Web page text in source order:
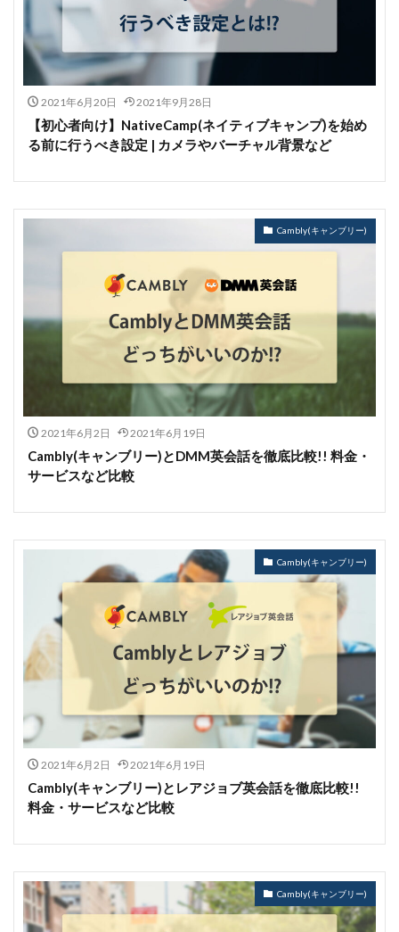
2021年6月20日 2021年9月28日
【初心者向け】NativeCamp(ネイティブキャンプ)を始め
る前に行うべき設定 | カメラやバーチャル背景など
Cambly(キャンブリー)
2021年6月2日 2021年6月19日
Cambly(キャンブリー)とDMM英会話を徹底比較!! 料金・
サービスなど比較
Cambly(キャンブリー)
2021年6月2日 2021年6月19日
Cambly(キャンブリー)とレアジョブ英会話を徹底比較!!
料金・サービスなど比較
Cambly(キャンブリー)